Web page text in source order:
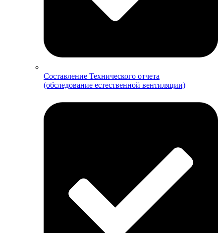
Составление Технического отчета
(обследование естественной вентиляции)